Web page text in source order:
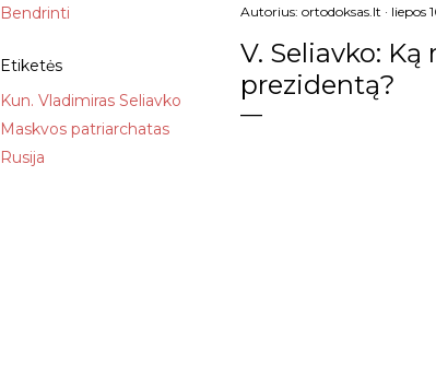
Bendrinti
Etiketės
Kun. Vladimiras Seliavko
Maskvos patriarchatas
Rusija
Autorius: ortodoksas.lt liepos
V. Seliavko:
prezidentą?